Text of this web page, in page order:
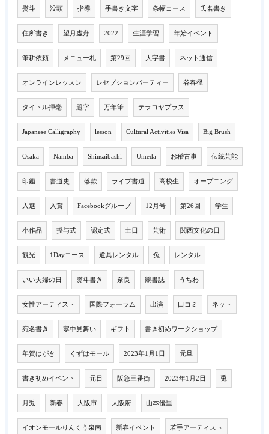
熨斗 没頭 指導 手書き文字 条幅コース 氏名書き
住所書き 望月虚舟 2022 生涯学習 年始イベント
筆耕依頼 メニュー札 第29回 大字書 ネット通信
オンラインレッスン レセプションパーティー 谷春径
タイトル揮毫 題字 万年筆 テラコヤプラス
Japanese Calligraphy lesson Cultural Activities Visa Big Brush
Osaka Namba Shinsaibashi Umeda お稽古事 伝統芸能
印鑑 書道史 落款 ライブ書道 高校生 オープニング
入選 入賞 Facebookグループ 12月号 第26回 学生
小作品 授与式 認定式 土日 芸術 関西文化の日
観光 1Dayコース 道具レンタル 兔 レンタル
いい夫婦の日 熨斗書き 奈良 競書誌 うちわ
女性アーティスト 国際フォーラム 出演 口コミ ネット
宛名書き 寒中見舞い ギフト 書き初めワークショップ
年賀はがき くずはモール 2023年1月1日 元旦
書き初めイベント 元日 阪急三番街 2023年1月2日 兎
月兎 新春 大阪市 大阪府 山本優里
イオンモールりんくう泉南 新春イベント 若手アーティスト